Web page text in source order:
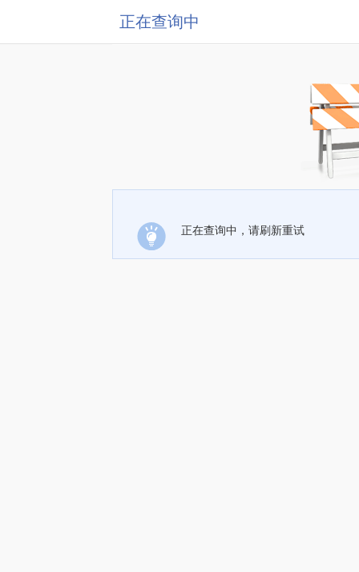
正在查询中
正在查询中，请刷新重试